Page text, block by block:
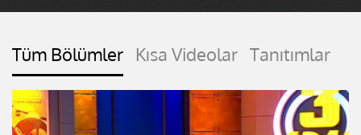
Tüm Bölümler Kısa Videolar Tanıtımlar